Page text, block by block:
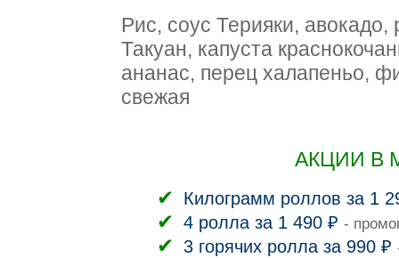
Рис, соус Терияки,
Такуан, капуста
ананас, перец халапеньо,
свежая
АКЦИИ В
Килограмм роллов за 1
4 ролла за 1 490 ₽ -
3 горячих ролла за 990 ₽